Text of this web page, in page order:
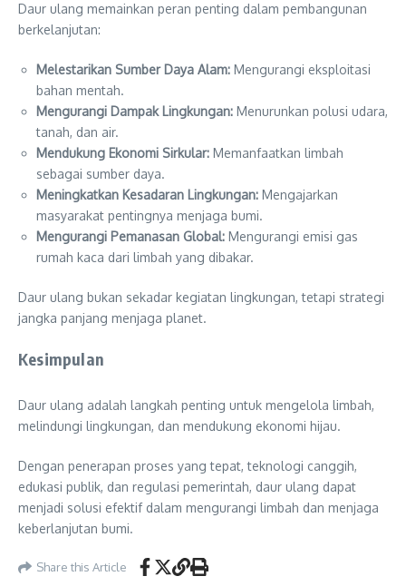
Daur ulang memainkan peran penting dalam pembangunan
berkelanjutan:
Melestarikan Sumber Daya Alam: Mengurangi eksploitasi
bahan mentah.
Mengurangi Dampak Lingkungan: Menurunkan polusi udara,
tanah, dan air.
Mendukung Ekonomi Sirkular: Memanfaatkan limbah
sebagai sumber daya.
Meningkatkan Kesadaran Lingkungan: Mengajarkan
masyarakat pentingnya menjaga bumi.
Mengurangi Pemanasan Global: Mengurangi emisi gas
rumah kaca dari limbah yang dibakar.
Daur ulang bukan sekadar kegiatan lingkungan, tetapi strategi
jangka panjang menjaga planet.
Kesimpulan
Daur ulang adalah langkah penting untuk mengelola limbah,
melindungi lingkungan, dan mendukung ekonomi hijau.
Dengan penerapan proses yang tepat, teknologi canggih,
edukasi publik, dan regulasi pemerintah, daur ulang dapat
menjadi solusi efektif dalam mengurangi limbah dan menjaga
keberlanjutan bumi.
Share this Article